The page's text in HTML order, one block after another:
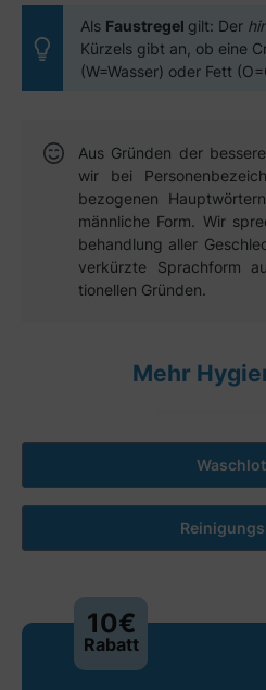
Als Faustregel gilt: Der
Kürzels gibt an, ob eine
(W=Wasser) oder Fett
Aus Gründen der
wir bei
bezogenen
männ­liche Form. Wir
behandlung aller
verkürzte Sprach­form
tionellen Gründen.
Mehr
10€
Rabatt